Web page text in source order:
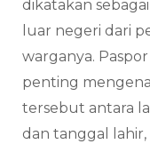
dikatakan
luar negeri dari
warganya.
penting
tersebut antara
dan tanggal